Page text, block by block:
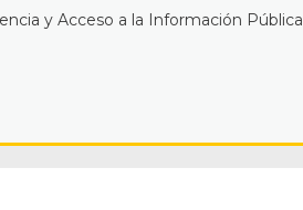
y Acceso a la Información Pública